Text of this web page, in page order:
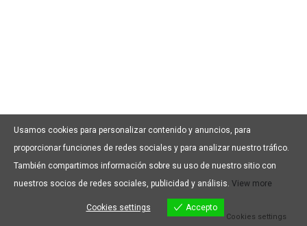
Usamos cookies para personalizar contenido y anuncios, para
proporcionar funciones de redes sociales y para analizar nuestro tráfico.
También compartimos información sobre su uso de nuestro sitio con
nuestros socios de redes sociales, publicidad y análisis. View more
Cookies settings Accepto
Cookies settings